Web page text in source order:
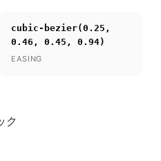
cubic-bezier(0.25,
0.46, 0.45, 0.94)
EASING
ク